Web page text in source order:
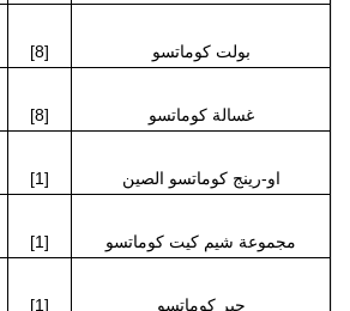
[8] بولت كوماتسو
[8] غسالة كوماتسو
[1] او-رينج كوماتسو الصين
[1] مجموعة شيم كيت كوماتسو
[1] جير كوماتسو